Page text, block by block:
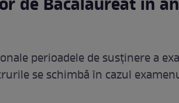
de Bacalaureat în
perioadele de susținere a
se schimbă în cazul